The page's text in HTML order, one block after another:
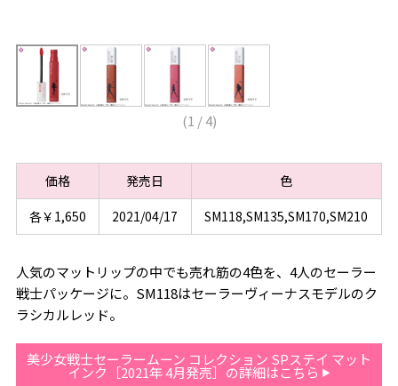
(1 /4)
価格 発売日
色
各￥1,650
2021/04/17 SM118,SM135,SM170,SM210
人気のマットリップの中でも売れ筋の4色を、4人のセーラー
戦士パッケージに。SM118はセーラーヴィーナスモデルのク
ラシカルレッド。
美少女戦士セーラームーン コレクション SPステイ マット
インク［2021年 4月発売］の詳細はこちら